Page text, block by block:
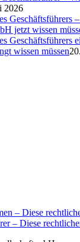
2026
jetzt wissen
wissen müssen